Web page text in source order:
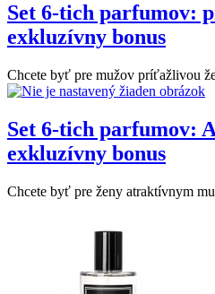
Set 6-tich parfumov:
exkluzívny bonus
Chcete byť pre mužov príťažlivou
Set 6-tich parfumov:
exkluzívny bonus
Chcete byť pre ženy atraktívnym